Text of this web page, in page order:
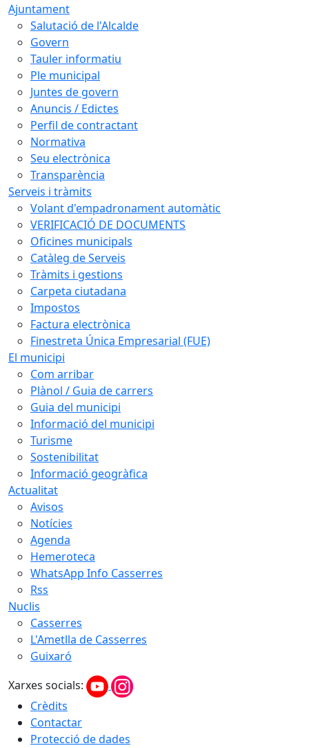
Ajuntament
Salutació de l'Alcalde
Govern
Tauler informatiu
Ple municipal
Juntes de govern
Anuncis / Edictes
Perfil de contractant
Normativa
Seu electrònica
Transparència
Serveis i tràmits
Volant d'empadronament automàtic
VERIFICACIÓ DE DOCUMENTS
Oficines municipals
Catàleg de Serveis
Tràmits i gestions
Carpeta ciutadana
Impostos
Factura electrònica
Finestreta Única Empresarial (FUE)
El municipi
Com arribar
Plànol / Guia de carrers
Guia del municipi
Informació del municipi
Turisme
Sostenibilitat
Informació geogràfica
Actualitat
Avisos
Notícies
Agenda
Hemeroteca
WhatsApp Info Casserres
Rss
Nuclis
Casserres
L'Ametlla de Casserres
Guixaró
Xarxes socials:
Crèdits
Contactar
Protecció de dades